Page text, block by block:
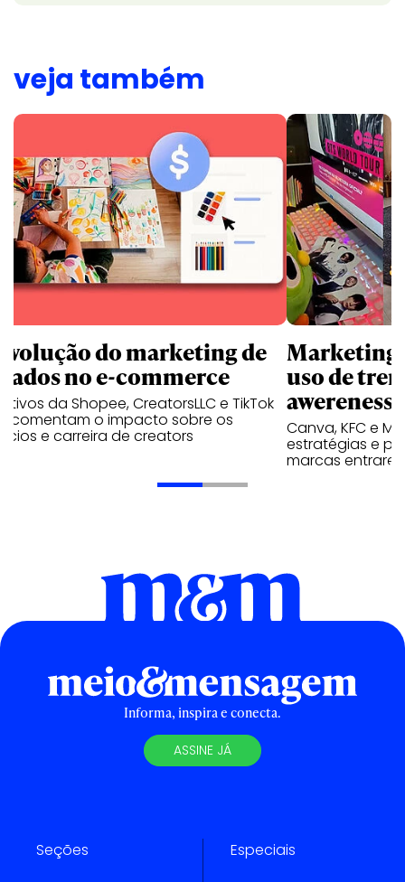
veja também
do marketing de
no e-commerce
da Shopee, CreatorsLLC e TikTok
comentam o impacto sobre os
e carreira de creators
Marketing
uso de
awereness
Canva, KFC e
estratégias e
marcas
Informa, inspira e conecta.
ASSINE JÁ
Seções Especiais